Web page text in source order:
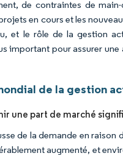
de contraintes de
en cours et les
et le rôle de la gestion
important pour assurer
de la gestion
une part de marché
de la demande en
augmenté, et